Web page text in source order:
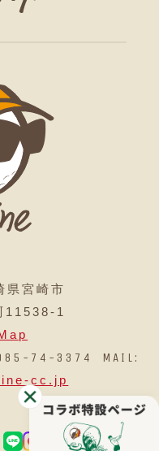
宮崎市
11538-1
74-3374 MAIL:
cc.jp